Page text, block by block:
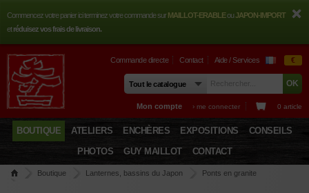
Commencez votre panier ici terminez votre commande surMAILLOT-ERABLEouJAPON-IMPORT
etréduisez vos frais de livraison.
Commande directe Contact Aide / Services €
Mon compte › me connecter 0 article
BOUTIQUE ATELIERS ENCHÈRES EXPOSITIONS
CONSEILS
PHOTOS
GUY MAILLOT CONTACT
Boutique Lanternes, bassins du Japon
Ponts en granite